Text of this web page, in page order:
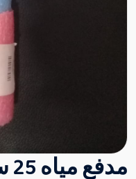
مدفع مياه 25 سم